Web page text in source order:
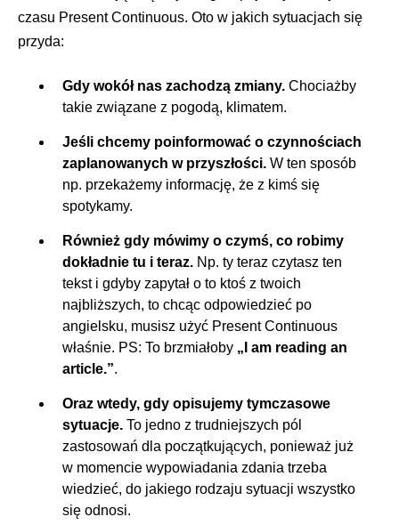
czasu Present Continuous. Oto w jakich sytuacjach się
przyda:
Gdy wokół nas zachodzą zmiany. Chociażby
takie związane z pogodą, klimatem.
Jeśli chcemy poinformować o czynnościach
zaplanowanych w przyszłości. W ten sposób
np. przekażemy informację, że z kimś się
spotykamy.
Również gdy mówimy o czymś, co robimy
dokładnie tu i teraz. Np. ty teraz czytasz ten
tekst i gdyby zapytał o to ktoś z twoich
najbliższych, to chcąc odpowiedzieć po
angielsku, musisz użyć Present Continuous
właśnie. PS: To brzmiałoby „I am reading an
article.”.
Oraz wtedy, gdy opisujemy tymczasowe
sytuacje. To jedno z trudniejszych pól
zastosowań dla początkujących, ponieważ już
w momencie wypowiadania zdania trzeba
wiedzieć, do jakiego rodzaju sytuacji wszystko
się odnosi.